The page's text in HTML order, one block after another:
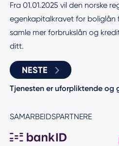
Fra 01.01.2025 vil den norske
egenkapitalkravet for boliglån
samle mer forbrukslån og
ditt.
NESTE
Tjenesten er uforpliktende og
SAMARBEIDSPARTNERE